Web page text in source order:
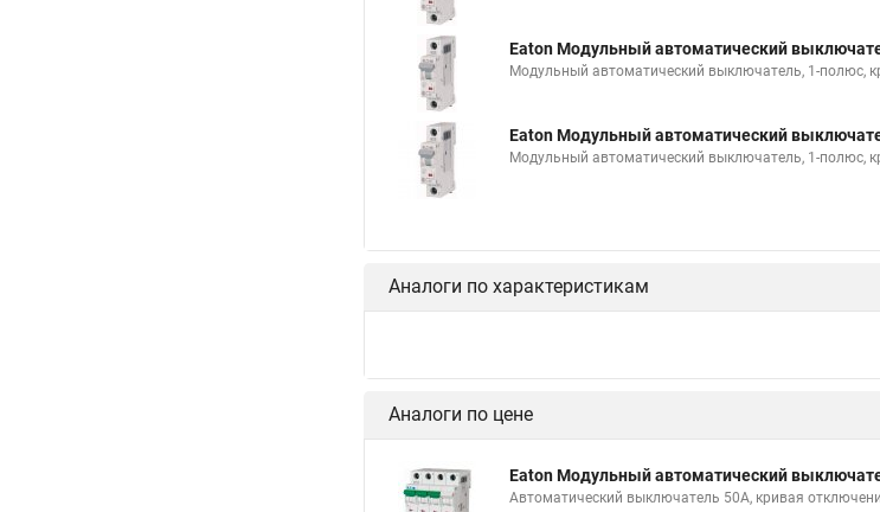
Eaton Модульный автоматический
Модульный автоматический выключатель, 1-полюс,
Eaton Модульный автоматический
Модульный автоматический выключатель, 1-полюс,
Аналоги по характеристикам
Аналоги по цене
Eaton Модульный автоматический
Автоматический выключатель 50А, кривая